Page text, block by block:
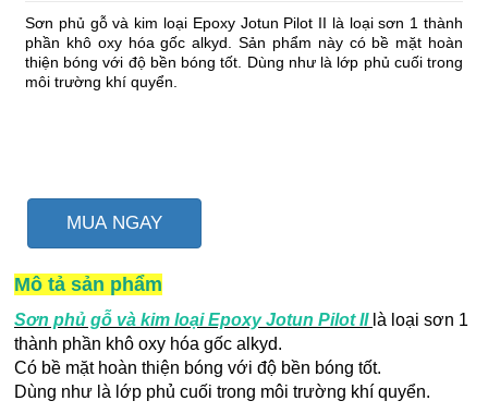
Sơn phủ gỗ và kim loại Epoxy Jotun Pilot II là loại sơn 1 thành
phần khô oxy hóa gốc alkyd. Sản phẩm này có bề mặt hoàn
thiện bóng với độ bền bóng tốt. Dùng như là lớp phủ cuối trong
môi trường khí quyển.
MUA NGAY
Mô tả sản phẩm
Sơn phủ gỗ và kim loại Epoxy Jotun Pilot II là loại sơn 1
thành phần khô oxy hóa gốc alkyd.
Có bề mặt hoàn thiện bóng với độ bền bóng tốt.
Dùng như là lớp phủ cuối trong môi trường khí quyển.